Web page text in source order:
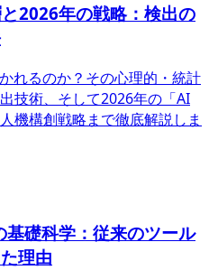
2026年の戦略：検出の
れるのか？その心理的・統計
技術、そして2026年の「AI
機構創戦略まで徹底解説しま
礎科学：従来のツール
理由